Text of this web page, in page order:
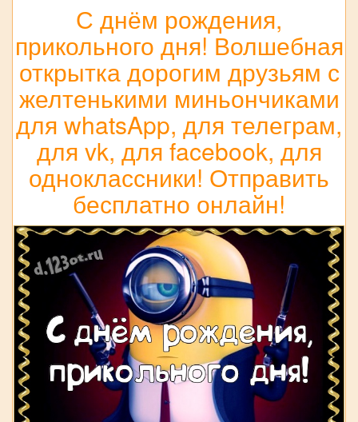
С днём рождения,
прикольного дня! Волшебная
открытка дорогим друзьям с
желтенькими миньончиками
для whatsApp, для телеграм,
для vk, для facebook, для
одноклассники! Отправить
бесплатно онлайн!